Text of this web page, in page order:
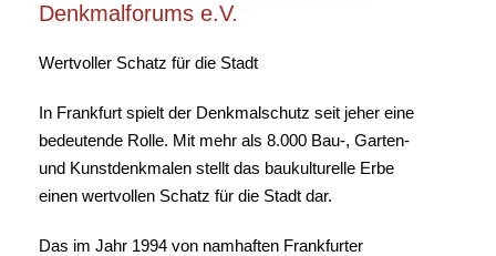
Denkmalforums e.V.
Wertvoller Schatz für die Stadt
In Frankfurt spielt der Denkmalschutz seit jeher eine
bedeutende Rolle. Mit mehr als 8.000 Bau-, Garten-
und Kunstdenkmalen stellt das baukulturelle Erbe
einen wertvollen Schatz für die Stadt dar.
Das im Jahr 1994 von namhaften Frankfurter